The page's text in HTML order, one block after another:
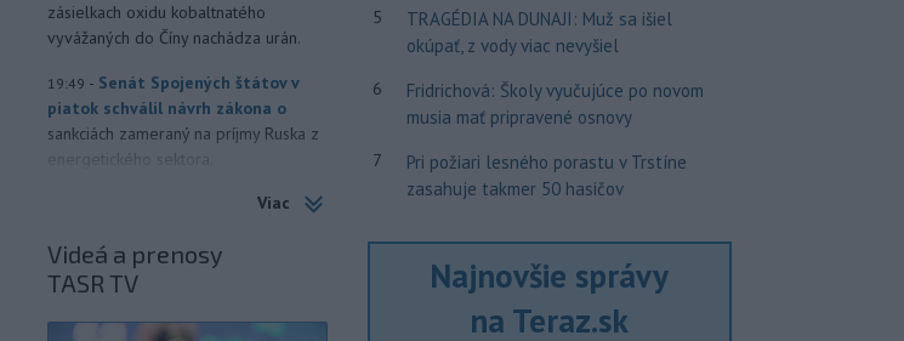
zásielkach oxidu kobaltnatého
vyvážaných do Číny nachádza urán.
19:49 - Senát Spojených štátov v
piatok schválil návrh zákona o
sankciách zameraný na príjmy Ruska z
energetického sektora.
Slovenská polícia prispela k
ktorý sa podarilo ukončiť
právoplatným odsúdením páchateľa v
Viac
Videá a prenosy
TASR TV
5
TRAGÉDIA NA DUNAJI: Muž sa išiel
okúpať, z vody viac nevyšiel
6
Fridrichová: Školy vyučujúce po novom
musia mať pripravené osnovy
7
Pri požiari lesného porastu v Trstíne
zasahuje takmer 50 hasičov
Najnovšie správy
na Teraz.sk